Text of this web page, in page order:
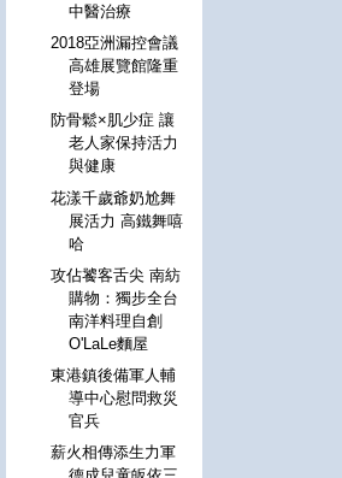
中醫治療
2018亞洲漏控會議
高雄展覽館隆重
登場
防骨鬆×肌少症 讓
老人家保持活力
與健康
花漾千歲爺奶尬舞
展活力 高鐵舞嘻
哈
攻佔饕客舌尖 南紡
購物：獨步全台
南洋料理自創
O'LaLe麵屋
東港鎮後備軍人輔
導中心慰問救災
官兵
薪火相傳添生力軍